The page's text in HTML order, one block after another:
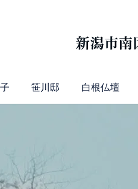
新潟市南
笹川邸 白根仏壇